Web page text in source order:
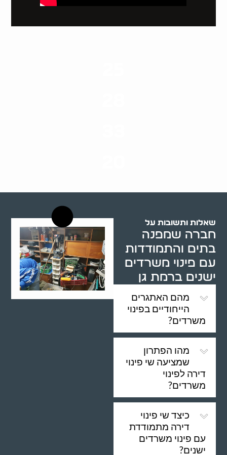
שאלות ותשובות על
חברה שמפנה
בתים והתמודדות
עם פינוי משרדים
ישנים ברמת גן
מהם האתגרים
הייחודיים בפינוי
משרדים?
מהו הפתרון
שמציעה שי פינוי
דירה לפינוי
משרדים?
כיצד שי פינוי
דירה מתמודדת
עם פינוי משרדים
ישנים?